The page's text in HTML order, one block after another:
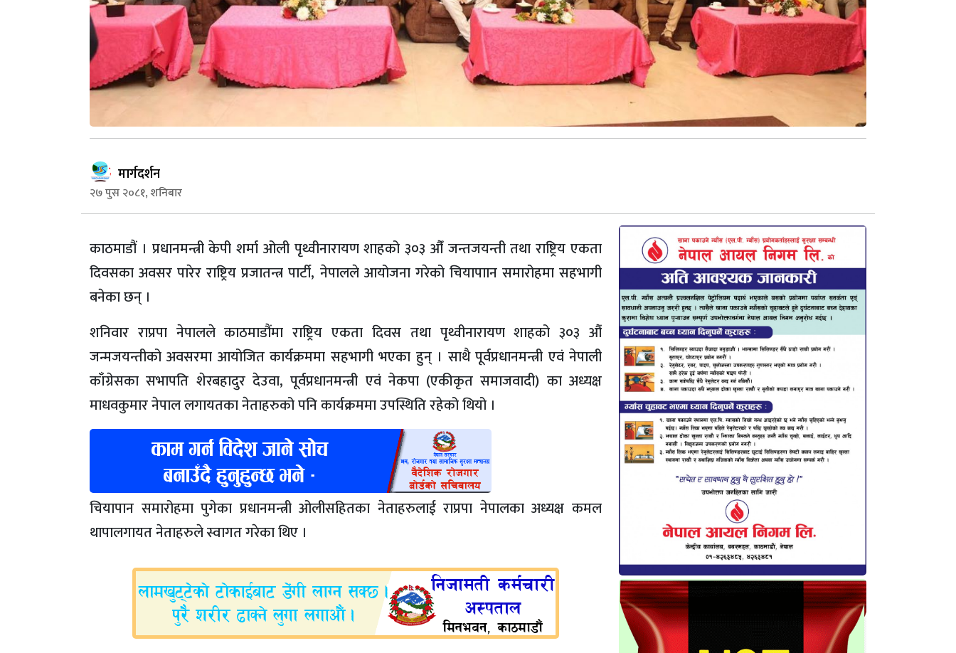
मार्गदर्शन
२७ पुस २०८१, शनिबार
काठमाडौं । प्रधानमन्त्री केपी शर्मा ओली पृथ्वीनारायण शाहको ३०३ औँ जन्तजयन्ती तथा राष्ट्रिय एकता
दिवसका अवसर पारेर राष्ट्रिय प्रजातन्त्र पार्टी, नेपालले आयोजना गरेको चियापाान समारोहमा सहभागी
बनेका छन् ।
शनिवार राप्रपा नेपालले काठमाडौंमा राष्ट्रिय एकता दिवस तथा पृथ्वीनारायण शाहको ३०३ औं
जन्मजयन्तीको अवसरमा आयोजित कार्यक्रममा सहभागी भएका हुन् । साथै पूर्वप्रधानमन्त्री एवं नेपाली
काँग्रेसका सभापति शेरबहादुर देउवा, पूर्वप्रधानमन्त्री एवं नेकपा (एकीकृत समाजवादी) का अध्यक्ष
माधवकुमार नेपाल लगायतका नेताहरुको पनि कार्यक्रममा उपस्थिति रहेको थियो ।
चियापान समारोहमा पुगेका प्रधानमन्त्री ओलीसहितका नेताहरुलाई राप्रपा नेपालका अध्यक्ष कमल
थापालगायत नेताहरुले स्वागत गरेका थिए ।